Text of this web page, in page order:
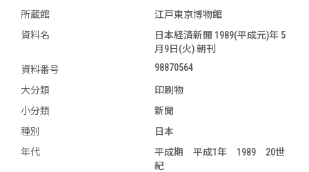
所蔵館
江戸東京博物館
資料名
日本経済新聞 1989(平成元)年 5
月9日(火) 朝刊
資料番号
98870564
大分類
印刷物
小分類
新聞
種別
日本
年代
平成期 平成1年 1989 20世
紀